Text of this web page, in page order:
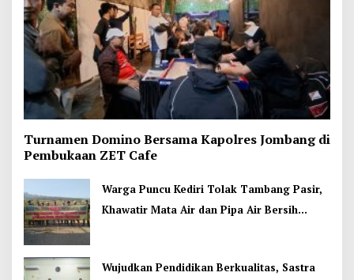
Turnamen Domino Bersama Kapolres Jombang di
Pembukaan ZET Cafe
Warga Puncu Kediri Tolak Tambang Pasir,
Khawatir Mata Air dan Pipa Air Bersih
Wujudkan Pendidikan Berkualitas, Sastra